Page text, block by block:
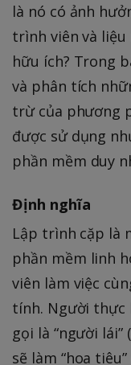
là nó có ảnh
trình viên và liệu
hữu ích? Trong
và phân tích
trừ của phương
được sử dụng
phần mềm duy
Định nghĩa
Lập trình cặp là
phần mềm linh
viên làm việc
tính. Người thực
gọi là “người
sẽ làm “hoa